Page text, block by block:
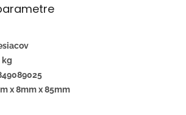
kg
x 8mm x 85mm